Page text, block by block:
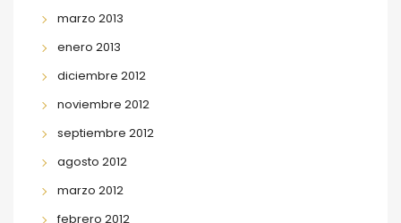
marzo 2013
enero 2013
diciembre 2012
noviembre 2012
septiembre 2012
agosto 2012
marzo 2012
febrero 2012